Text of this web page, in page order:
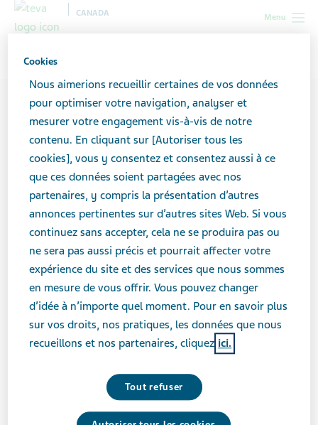
Menu
CANADA
Canada
Alice May Purkiss
Alice-May Purkiss est une auteure anglaise qui a reçu
un diagnostic de cancer du sein en 2015.
Cookies
Nous aimerions recueillir certaines de vos données
pour optimiser votre navigation, analyser et
mesurer votre engagement vis-à-vis de notre
contenu. En cliquant sur [Autoriser tous les
cookies], vous y consentez et consentez aussi à ce
que ces données soient partagées avec nos
partenaires, y compris la présentation d’autres
annonces pertinentes sur d’autres sites Web. Si vous
continuez sans accepter, cela ne se produira pas ou
ne sera pas aussi précis et pourrait affecter votre
expérience du site et des services que nous sommes
en mesure de vous offrir. Vous pouvez changer
d’idée à n’importe quel moment. Pour en savoir plus
sur vos droits, nos pratiques, les données que nous
recueillons et nos partenaires, cliquez ici.
Tout refuser